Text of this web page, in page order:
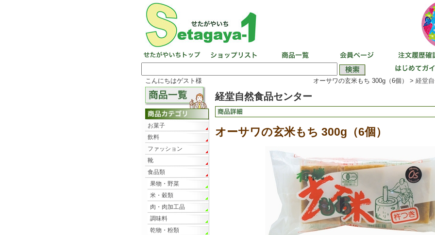
こんにちはゲスト様 オーサワの玄米もち 300g（6個） > 経堂
経堂自然食品センター
オーサワの玄米もち 300g（6個）
お菓子
飲料
ファッション
靴
食品類
果物・野菜
米・穀類
肉・肉加工品
調味料
乾物・粉類